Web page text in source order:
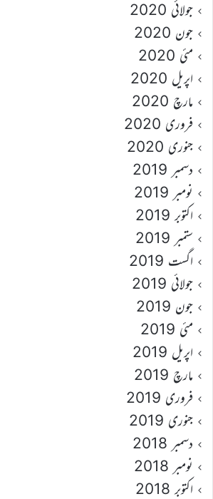
جولائی 2020
جون 2020
مئی 2020
اپریل 2020
مارچ 2020
فروری 2020
جنوری 2020
دسمبر 2019
نومبر 2019
اکتوبر 2019
ستمبر 2019
اگست 2019
جولائی 2019
جون 2019
مئی 2019
اپریل 2019
مارچ 2019
فروری 2019
جنوری 2019
دسمبر 2018
نومبر 2018
اکتوبر 2018